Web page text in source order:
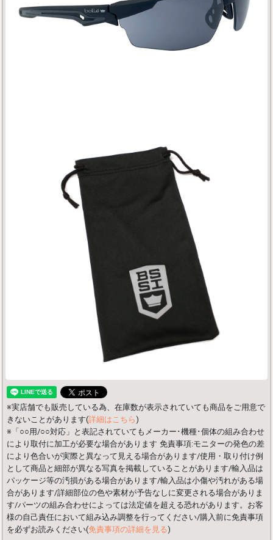
※実店舗でも販売している為、在庫数が表示されていても商品をご用意で
きないことがあります(詳細はこちら)
※「○○用/○○対応」と表記されていてもメーカー･機種･個体の組み合わせ
により取付に加工が必要な場合があります 免責事項:モニターの発色の差
により色合いが実際と異なって見える場合があります/使用・取り付け例
として商品と細部が異なる写真を掲載していることがあります/輸入品は
パッケージ等の汚損がある場合があります/輸入品は小傷や汚れがある場
合があります/詳細部位の色や素材が予告なしに変更される場合がありま
す/パーツの組み合わせによっては法定値を超える恐れがあります。お客
様の自己責任において組み込み調整を行ってください/購入前に免責事項
を必ずお読みください(免責事項の詳細を見る)